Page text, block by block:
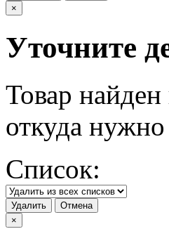
×
Уточните
Товар
откуда
Список:
Удалить
Отмена
×